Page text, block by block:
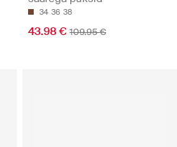
34 36 38
43.98 € 109.95 €